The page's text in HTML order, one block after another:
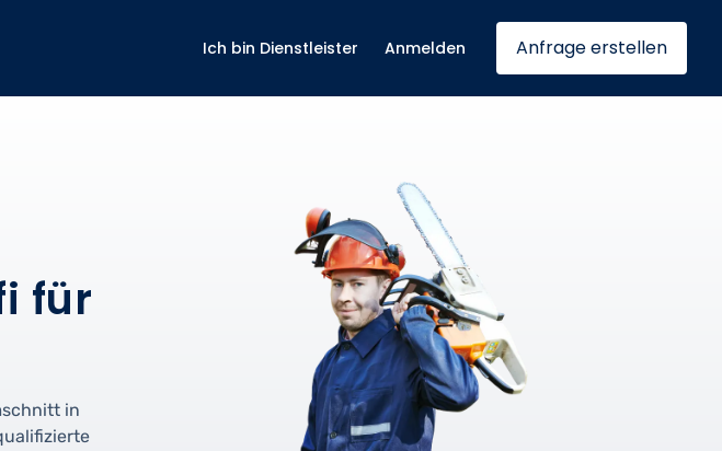
Ich bin Dienstleister Anmelden Anfrage erstellen
für
in